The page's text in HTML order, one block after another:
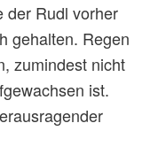
der Rudl vorher
gehalten. Regen
zumindest nicht
ist.